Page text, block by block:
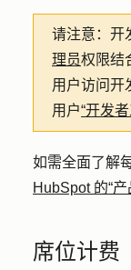
请注意： 开
理员权限结
用户访问开
用户“开发
如需全面了解
HubSpot 的“
席位计费